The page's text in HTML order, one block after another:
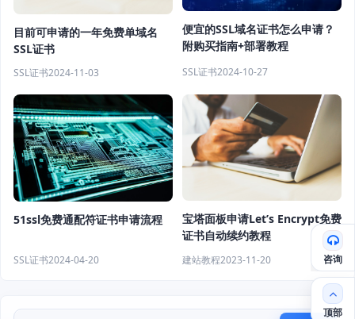
目前可申请的一年免费单域名
SSL证书
SSL证书2024-11-03
便宜的SSL域名证书怎么申请？
附购买指南+部署教程
SSL证书2024-10-27
51ssl免费通配符证书申请流程
SSL证书2024-04-20
宝塔面板申请Let’s Encrypt免费
证书自动续约教程
建站教程2023-11-20 咨询
顶部